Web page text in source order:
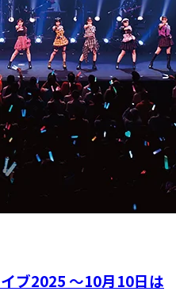
ブ2025 ～10月10日は